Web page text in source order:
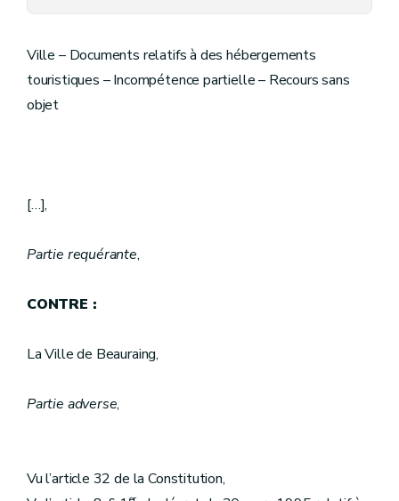
Ville – Documents relatifs à des hébergements
touristiques – Incompétence partielle – Recours sans
objet
[…],
Partie requérante,
CONTRE :
La Ville de Beauraing,
Partie adverse,
Vu l’article 32 de la Constitution,